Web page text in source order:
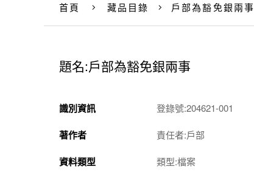
首頁 藏品目錄 戶部為豁免銀兩事
題名:戶部為豁免銀兩事
識別資訊 登錄號:204621-001
著作者 責任者:戶部
資料類型 類型:檔案